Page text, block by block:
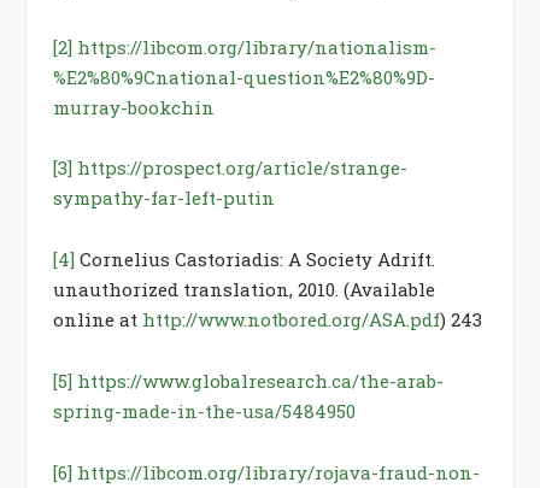
[2] https://libcom.org/library/nationalism-
%E2%80%9Cnational-question%E2%80%9D-
murray-bookchin
[3] https://prospect.org/article/strange-
sympathy-far-left-putin
[4] Cornelius Castoriadis: A Society Adrift.
unauthorized translation, 2010. (Available
online at http://www.notbored.org/ASA.pdf) 243
[5] https://www.globalresearch.ca/the-arab-
spring-made-in-the-usa/5484950
[6] https://libcom.org/library/rojava-fraud-non-